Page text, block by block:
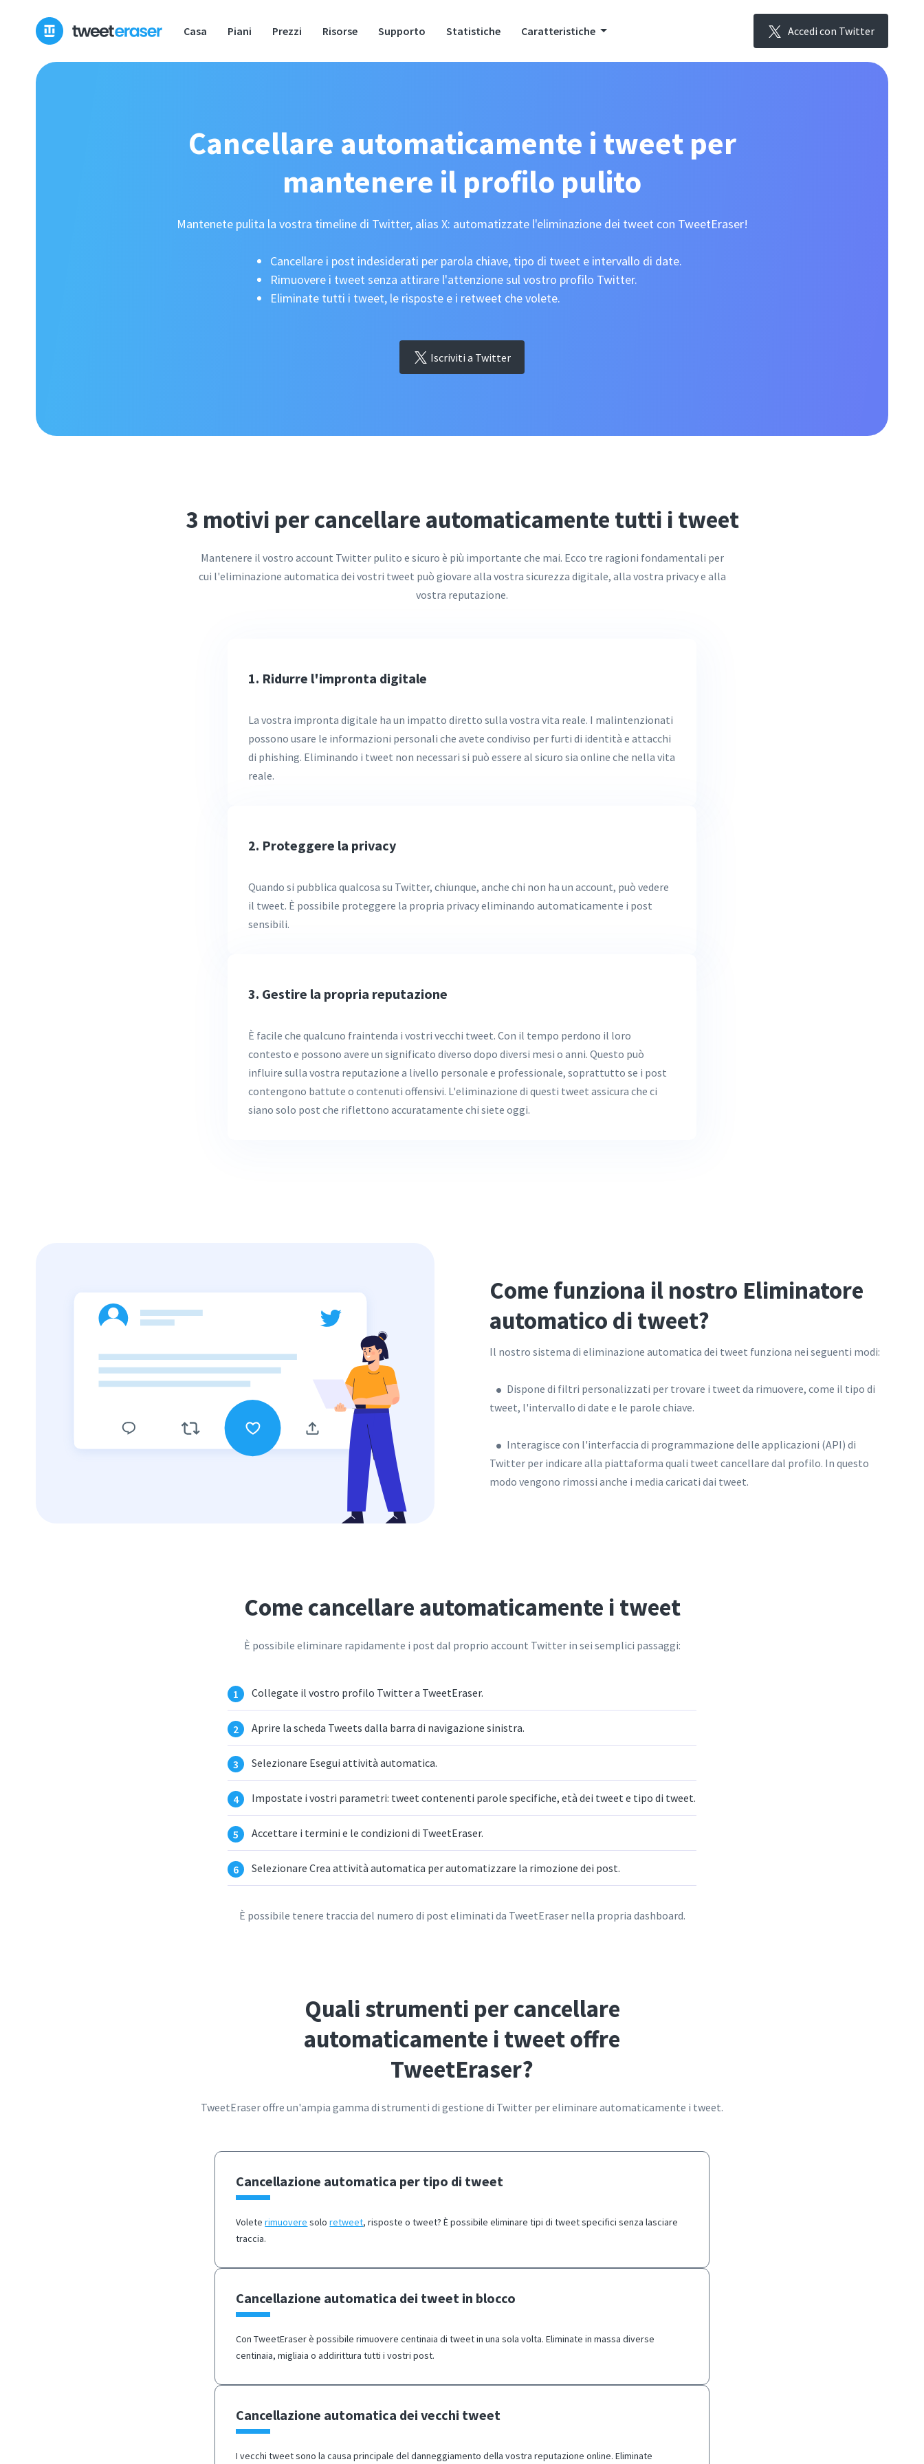
Casa Piani Prezzi Risorse Supporto Statistiche Caratteristiche Accedi con Twitter
Cancellare automaticamente i tweet per
mantenere il profilo pulito
Mantenete pulita la vostra timeline di Twitter, alias X: automatizzate l'eliminazione dei tweet con TweetEraser!
Cancellare i post indesiderati per parola chiave, tipo di tweet e intervallo di date.
Rimuovere i tweet senza attirare l'attenzione sul vostro profilo Twitter.
Eliminate tutti i tweet, le risposte e i retweet che volete.
Iscriviti a Twitter
3 motivi per cancellare automaticamente tutti i tweet
Mantenere il vostro account Twitter pulito e sicuro è più importante che mai. Ecco tre ragioni fondamentali per
cui l'eliminazione automatica dei vostri tweet può giovare alla vostra sicurezza digitale, alla vostra privacy e alla
vostra reputazione.
1. Ridurre l'impronta digitale
La vostra impronta digitale ha un impatto diretto sulla vostra vita reale. I malintenzionati
possono usare le informazioni personali che avete condiviso per furti di identità e attacchi
di phishing. Eliminando i tweet non necessari si può essere al sicuro sia online che nella vita
reale.
2. Proteggere la privacy
Quando si pubblica qualcosa su Twitter, chiunque, anche chi non ha un account, può vedere
il tweet. È possibile proteggere la propria privacy eliminando automaticamente i post
sensibili.
3. Gestire la propria reputazione
È facile che qualcuno fraintenda i vostri vecchi tweet. Con il tempo perdono il loro
contesto e possono avere un significato diverso dopo diversi mesi o anni. Questo può
influire sulla vostra reputazione a livello personale e professionale, soprattutto se i post
contengono battute o contenuti offensivi. L'eliminazione di questi tweet assicura che ci
siano solo post che riflettono accuratamente chi siete oggi.
Come funziona il nostro Eliminatore
automatico di tweet?
Il nostro sistema di eliminazione automatica dei tweet funziona nei seguenti modi:
Dispone di filtri personalizzati per trovare i tweet da rimuovere, come il tipo di
tweet, l'intervallo di date e le parole chiave.
Interagisce con l'interfaccia di programmazione delle applicazioni (API) di
Twitter per indicare alla piattaforma quali tweet cancellare dal profilo. In questo
modo vengono rimossi anche i media caricati dai tweet.
Come cancellare automaticamente i tweet
È possibile eliminare rapidamente i post dal proprio account Twitter in sei semplici passaggi:
Collegate il vostro profilo Twitter a TweetEraser.
Aprire la scheda Tweets dalla barra di navigazione sinistra.
Selezionare Esegui attività automatica.
Impostate i vostri parametri: tweet contenenti parole specifiche, età dei tweet e tipo di tweet.
Accettare i termini e le condizioni di TweetEraser.
Selezionare Crea attività automatica per automatizzare la rimozione dei post.
È possibile tenere traccia del numero di post eliminati da TweetEraser nella propria dashboard.
Quali strumenti per cancellare
automaticamente i tweet offre
TweetEraser?
TweetEraser offre un'ampia gamma di strumenti di gestione di Twitter per eliminare automaticamente i tweet.
Cancellazione automatica per tipo di tweet
Voleterimuovere soloretweet, risposte o tweet? È possibile eliminare tipi di tweet specifici senza lasciare
traccia.
Cancellazione automatica dei tweet in blocco
Con TweetEraser è possibile rimuovere centinaia di tweet in una sola volta. Eliminate in massa diverse
centinaia, migliaia o addirittura tutti i vostri post.
Cancellazione automatica dei vecchi tweet
I vecchi tweet sono la causa principale del danneggiamento della vostra reputazione online. Eliminate